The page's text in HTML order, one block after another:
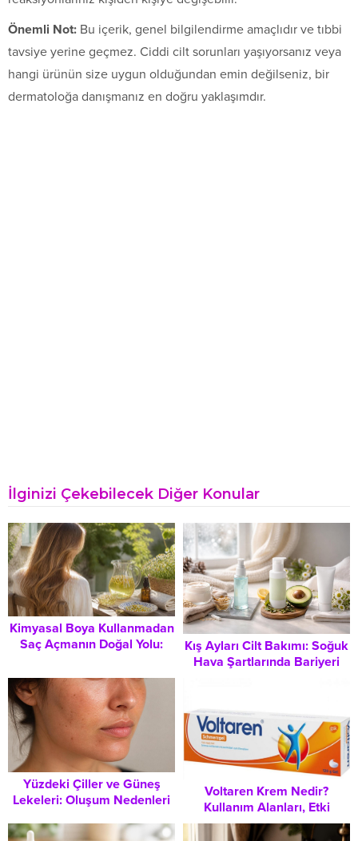
Önemli Not: Bu içerik, genel bilgilendirme amaçlıdır ve tıbbi
tavsiye yerine geçmez. Ciddi cilt sorunları yaşıyorsanız veya
hangi ürünün size uygun olduğundan emin değilseniz, bir
dermatoloğa danışmanız en doğru yaklaşımdır.
İlginizi Çekebilecek Diğer Konular
Kimyasal Boya Kullanmadan
Saç Açmanın Doğal Yolu:
Kış Ayları Cilt Bakımı: Soğuk
Hava Şartlarında Bariyeri
Yüzdeki Çiller ve Güneş
Lekeleri: Oluşum Nedenleri
Edilmesi Gerekenler
Voltaren Krem Nedir?
Kullanım Alanları, Etki
Mekanizması ve Dikkat